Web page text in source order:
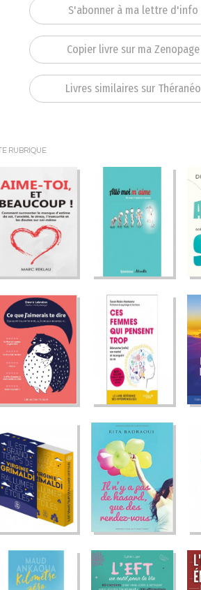
S'abonner à ma lettre d'info
Copier livre sur ma Zenopage
Livres similaires sur Théranéo
RUBRIQUE